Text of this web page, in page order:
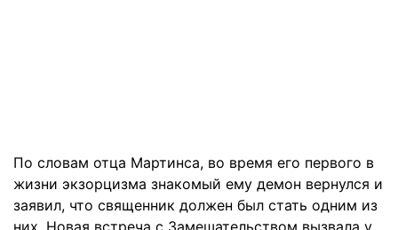
По словам отца Мартинса, во время его первого в
жизни экзорцизма знакомый ему демон вернулся и
заявил, что священник должен был стать одним из